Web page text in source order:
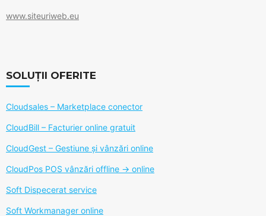
www.siteuriweb.eu
SOLUȚII OFERITE
Cloudsales – Marketplace conector
CloudBill – Facturier online gratuit
CloudGest – Gestiune și vânzări online
CloudPos POS vânzări offline -> online
Soft Dispecerat service
Soft Workmanager online